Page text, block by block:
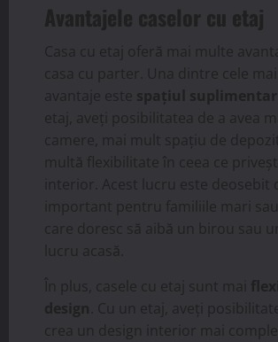
Avantajele caselor cu etaj
Casa cu etaj oferă mai multe
casa cu parter. Una dintre cele
avantaje este spațiul suplimentar
etaj, aveți posibilitatea de a avea
camere, mai mult spațiu de
multă flexibilitate în ceea ce
interior. Acest lucru este deosebit
important pentru familiile mari
care doresc să aibă un birou sau
lucru acasă.
În plus, casele cu etaj sunt mai
design . Cu un etaj, aveți
crea un design interior mai